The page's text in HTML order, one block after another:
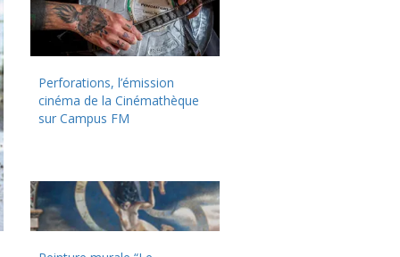
Perforations, l’émission
cinéma de la Cinémathèque
sur Campus FM